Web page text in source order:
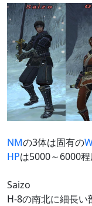
NMの3体は固有の
HPは5000～6000程
Saizo
H-8の南北に細長い